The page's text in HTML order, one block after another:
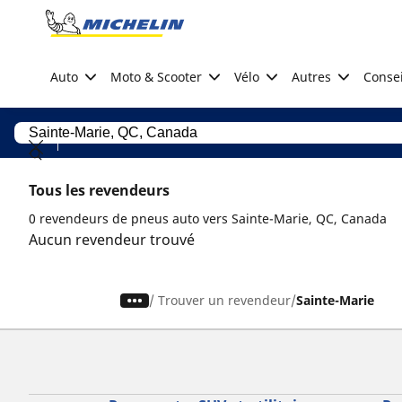
Go to page content
Auto Moto & Scooter Vélo Autres
Tous les revendeurs
0 revendeurs de pneus auto vers Sainte-Marie, QC, Canada
Aucun revendeur trouvé
/ Trouver un revendeur Sainte-Marie